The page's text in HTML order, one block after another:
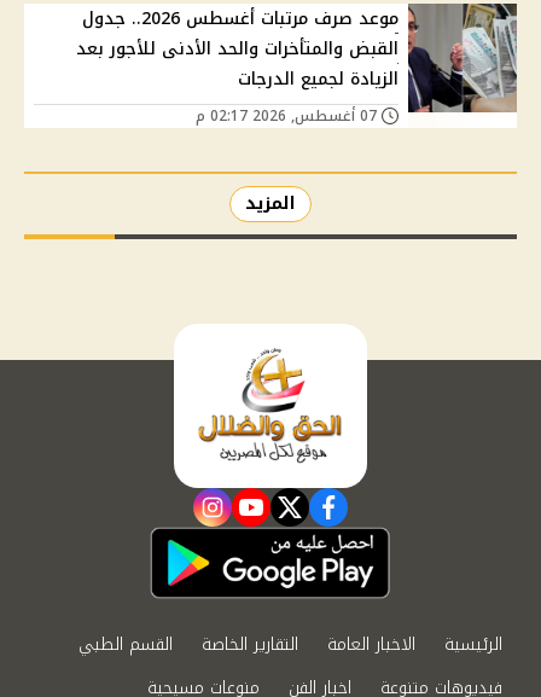
موعد صرف مرتبات أغسطس 2026.. جدول
القبض والمتأخرات والحد الأدنى للأجور بعد
الزيادة لجميع الدرجات
المزيد
facebook
twitter
youtube
instagram
الرئيسية الاخبار العامة التقارير الخاصة
القسم الطبي
فيديوهات متنوعة
اخبار الفن منوعات مسيحية